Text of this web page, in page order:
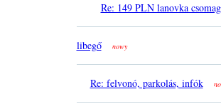
Re: 149 PLN lanovka csomag
libegő nowy
Re: felvonó, parkolás, infók